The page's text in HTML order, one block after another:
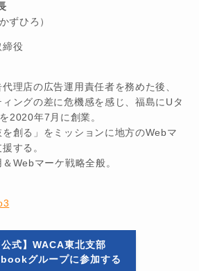
ずひろ）
役
理店の広告運用責任者を務めた後、
ングの差に危機感を感じ、福島にUタ
2020年7月に創業。
を創る」をミッションに地方のWebマ
する。
Webマーケ戦略全般。
公式】WACA東北支部
グループに参加する